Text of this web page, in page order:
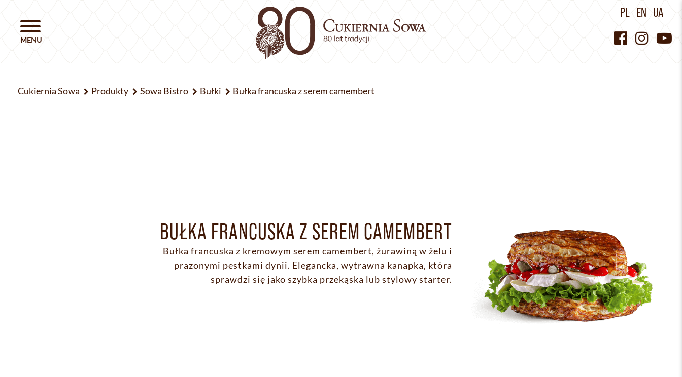
PL EN UA
Cukiernia Sowa Produkty Sowa Bistro Bułki Bułka francuska z serem camembert
BUŁKA FRANCUSKA Z SEREM CAMEMBERT
Bułka francuska z kremowym serem camembert, żurawiną w żelu i
prazonymi pestkami dynii. Elegancka, wytrawna kanapka, która
sprawdzi się jako szybka przekąska lub stylowy starter.